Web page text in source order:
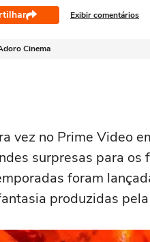
Exibir comentários
Cinema
vez no Prime Video
surpresas para os
foram
produzidas